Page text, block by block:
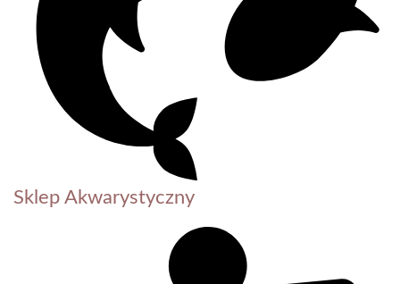
Sklep Akwarystyczny